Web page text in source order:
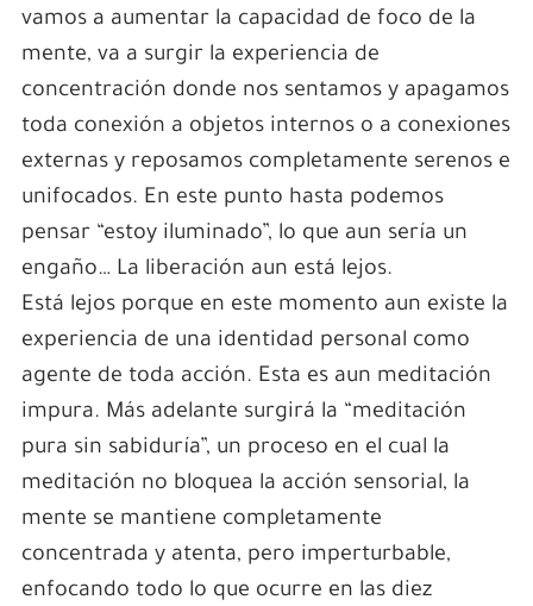
vamos a aumentar la capacidad de foco de la
mente, va a surgir la experiencia de
concentración donde nos sentamos y apagamos
toda conexión a objetos internos o a conexiones
externas y reposamos completamente serenos e
unifocados. En este punto hasta podemos
pensar “estoy iluminado”, lo que aun sería un
engaño… La liberación aun está lejos.
Está lejos porque en este momento aun existe la
experiencia de una identidad personal como
agente de toda acción. Esta es aun meditación
impura. Más adelante surgirá la “meditación
pura sin sabiduría”, un proceso en el cual la
meditación no bloquea la acción sensorial, la
mente se mantiene completamente
concentrada y atenta, pero imperturbable,
enfocando todo lo que ocurre en las diez